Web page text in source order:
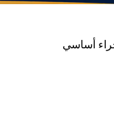
أساسي